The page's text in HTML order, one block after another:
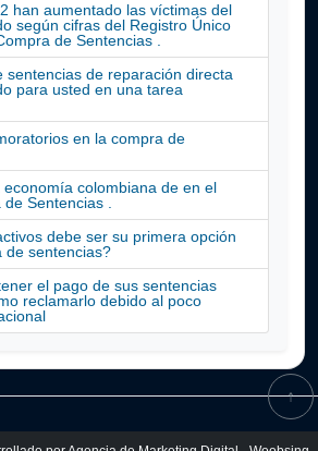
han aumentado las víctimas del
según cifras del Registro Único
de Sentencias .
sentencias de reparación directa
para usted en una tarea
en la compra de
colombiana de en el
Sentencias .
debe ser su primera opción
de sentencias?
el pago de sus sentencias
reclamarlo debido al poco
↑